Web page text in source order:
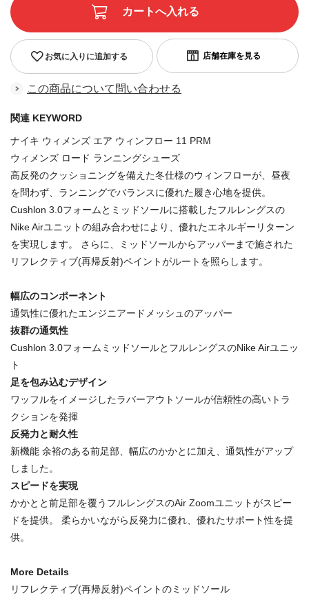
お気に入りに追加する
この商品について問い合わせる
関連 KEYWORD
ナイキ ウィメンズ エア ウィンフロー 11 PRM
ウィメンズ ロード ランニングシューズ
高反発のクッショニングを備えた冬仕様のウィンフローが、昼夜
を問わず、ランニングでバランスに優れた履き心地を提供。
Cushlon 3.0フォームとミッドソールに搭載したフルレングスの
Nike Airユニットの組み合わせにより、優れたエネルギーリターン
を実現します。 さらに、ミッドソールからアッパーまで施された
リフレクティブ(再帰反射)ペイントがルートを照らします。
幅広のコンポーネント
通気性に優れたエンジニアードメッシュのアッパー
抜群の通気性
Cushlon 3.0フォームミッドソールとフルレングスのNike Airユニッ
ト
足を包み込むデザイン
ワッフルをイメージしたラバーアウトソールが信頼性の高いトラ
クションを発揮
反発力と耐久性
新機能 余裕のある前足部、幅広のかかとに加え、通気性がアップ
しました。
スピードを実現
かかとと前足部を覆うフルレングスのAir Zoomユニットがスピー
ドを提供。 柔らかいながら反発力に優れ、優れたサポート性を提
供。
More Details
リフレクティブ(再帰反射)ペイントのミッドソール